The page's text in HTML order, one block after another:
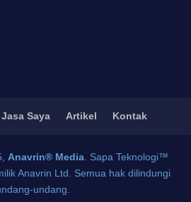
Jasa Saya Artikel Kontak
Anavrin® Media. Sapa Teknologi™
Anavrin Ltd. Semua hak dilindungi
undang.